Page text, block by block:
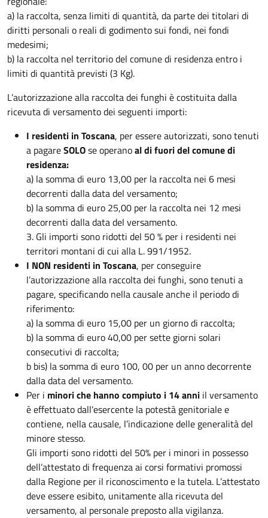
a) la raccolta, senza limiti di quantità, da parte dei titolari di
diritti personali o reali di godimento sui fondi, nei fondi
medesimi;
b) la raccolta nel territorio del comune di residenza entro i
limiti di quantità previsti (3 Kg).
L’autorizzazione alla raccolta dei funghi è costituita dalla
ricevuta di versamento dei seguenti importi:
I residenti in Toscana, per essere autorizzati, sono tenuti
a pagareSOLOse operanoal di fuori del comune di
residenza:
a) la somma di euro 13,00 per la raccolta nei 6 mesi
decorrenti dalla data del versamento;
b) la somma di euro 25,00 per la raccolta nei 12 mesi
decorrenti dalla data del versamento.
3. Gli importi sono ridotti del 50 % per i residenti nei
territori montani di cui alla L. 991/1952.
I NON residenti in Toscana, per conseguire
l’autorizzazione alla raccolta dei funghi, sono tenuti a
pagare, specificando nella causale anche il periodo di
riferimento:
a) la somma di euro 15,00 per un giorno di raccolta;
b) la somma di euro 40,00 per sette giorni solari
consecutivi di raccolta;
b bis) la somma di euro 100, 00 per un anno decorrente
dalla data del versamento.
Per i minori che hanno compiuto i 14 anni il versamento
è effettuato dall’esercente la potestà genitoriale e
contiene, nella causale, l’indicazione delle generalità del
minore stesso.
Gli importi sono ridotti del 50% per i minori in possesso
dell’attestato di frequenza ai corsi formativi promossi
dalla Regione per il riconoscimento e la tutela. L’attestato
deve essere esibito, unitamente alla ricevuta del
versamento, al personale preposto alla vigilanza.